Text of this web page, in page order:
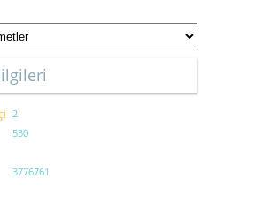
2
530
3776761